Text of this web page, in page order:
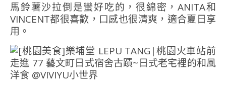
馬鈴薯沙拉倒是蠻好吃的，很綿密，ANITA和
VINCENT都很喜歡，口感也很清爽，適合夏日享
用。